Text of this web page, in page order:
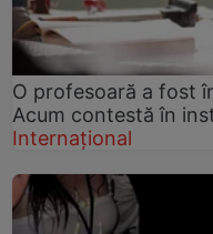
O profesoară a fost
Acum contestă în
Internațional